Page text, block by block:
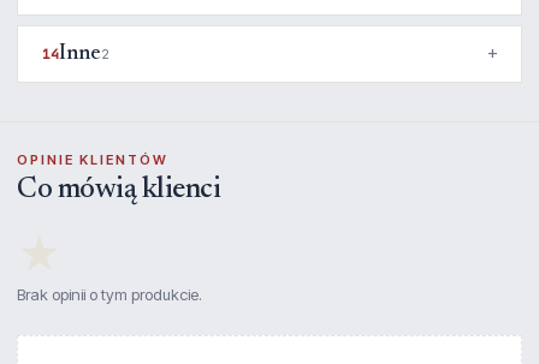
14Inne2
OPINIE KLIENTÓW
Co mówią klienci
Brak opinii o tym produkcie.